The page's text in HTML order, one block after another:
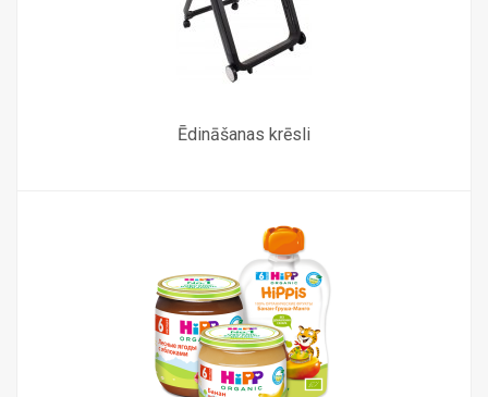
Ēdināšanas krēsli